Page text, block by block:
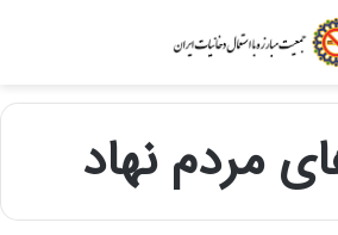
مردم نهاد